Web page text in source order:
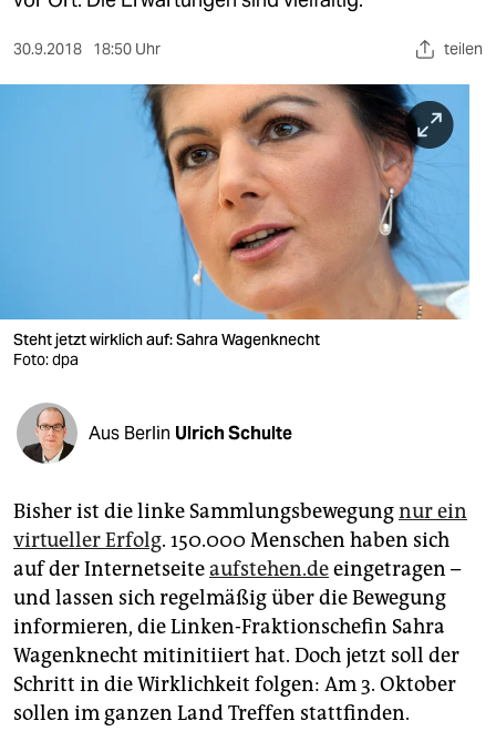
sport
verlag
veranstaltungen
shop
fragen & hilfe
unterstützen
abo
genossenschaft
epaper login
30.9.2018 18:50 Uhr teilen
Steht jetzt wirklich auf: Sahra Wagenknecht
Foto: dpa
Aus Berlin Ulrich Schulte
Bisher ist die linke Sammlungsbewegungnur ein
virtueller Erfolg. 150.000 Menschen haben sich
auf der Internetseiteaufstehen.deeingetragen –
und lassen sich regelmäßig über die Bewegung
informieren, die Linken-Fraktionschefin Sahra
Wagenknecht mitinitiiert hat. Doch jetzt soll der
Schritt in die Wirklichkeit folgen: Am 3. Oktober
sollen im ganzen Land Treffen stattfinden.